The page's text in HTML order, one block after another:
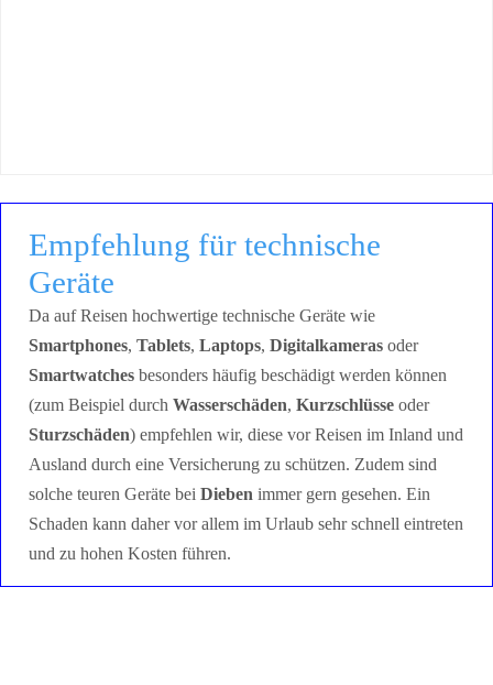
Empfehlung für technische
Geräte
Da auf Reisen hochwertige technische Geräte wie
Smartphones, Tablets, Laptops, Digitalkameras oder
Smartwatches besonders häufig beschädigt werden können
(zum Beispiel durch Wasserschäden, Kurzschlüsse oder
Sturzschäden) empfehlen wir, diese vor Reisen im Inland und
Ausland durch eine Versicherung zu schützen. Zudem sind
solche teuren Geräte bei Dieben immer gern gesehen. Ein
Schaden kann daher vor allem im Urlaub sehr schnell eintreten
und zu hohen Kosten führen.